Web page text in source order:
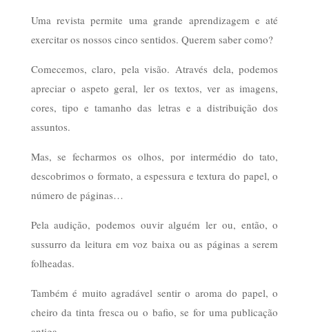
Uma revista permite uma grande aprendizagem e até
exercitar os nossos cinco sentidos. Querem saber como?
Comecemos, claro, pela visão. Através dela, podemos
apreciar o aspeto geral, ler os textos, ver as imagens,
cores, tipo e tamanho das letras e a distribuição dos
assuntos.
Mas, se fecharmos os olhos, por intermédio do tato,
descobrimos o formato, a espessura e textura do papel, o
número de páginas…
Pela audição, podemos ouvir alguém ler ou, então, o
sussurro da leitura em voz baixa ou as páginas a serem
folheadas.
Também é muito agradável sentir o aroma do papel, o
cheiro da tinta fresca ou o bafio, se for uma publicação